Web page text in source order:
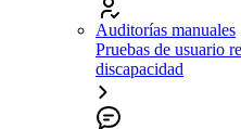
Auditorías manuales
Pruebas de usuario
discapacidad